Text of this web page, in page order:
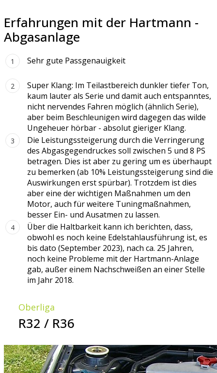
Erfahrungen mit der Hartmann -
Abgasanlage
Sehr gute Passgenauigkeit
Super Klang: Im Teilastbereich dunkler tiefer Ton,
kaum lauter als Serie und damit auch entspanntes,
nicht nervendes Fahren möglich (ähnlich Serie),
aber beim Beschleunigen wird dagegen das wilde
Ungeheuer hörbar - absolut gieriger Klang.
Die Leistungssteigerung durch die Verringerung
des Abgasgegendruckes soll zwischen 5 und 8 PS
betragen. Dies ist aber zu gering um es überhaupt
zu bemerken (ab 10% Leistungssteigerung sind die
Auswirkungen erst spürbar). Trotzdem ist dies
aber eine der wichtigen Maßnahmen um den
Motor, auch für weitere Tuningmaßnahmen,
besser Ein- und Ausatmen zu lassen.
Über die Haltbarkeit kann ich berichten, dass,
obwohl es noch keine Edelstahlausführung ist, es
bis dato (September 2023), nach ca. 25 Jahren,
noch keine Probleme mit der Hartmann-Anlage
gab, außer einem Nachschweißen an einer Stelle
im Jahr 2018.
Oberliga
R32 / R36